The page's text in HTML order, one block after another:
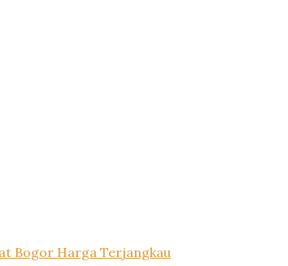
Bogor Harga Terjangkau